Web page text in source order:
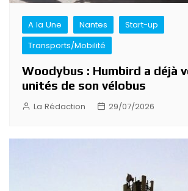
A la Une Nantes
Start-up
Transports/Mobilité
Woodybus : Humbird a déjà
unités de son vélobus
La Rédaction 29/07/2026